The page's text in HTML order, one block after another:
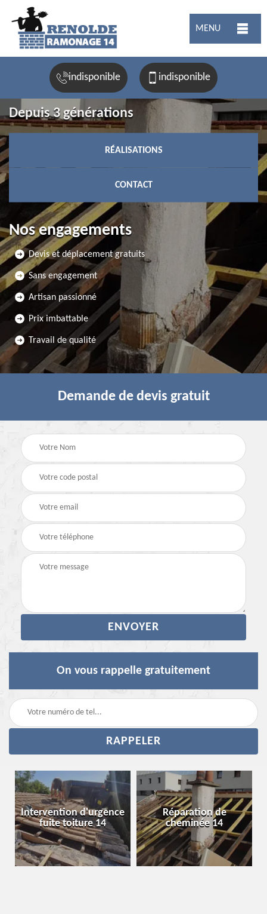
MENU
indisponible indisponible
Depuis 3 générations
RÉALISATIONS
CONTACT
Nos engagements
Devis et déplacement gratuits
Sans engagement
Artisan passionné
Prix imbattable
Travail de qualité
Demande de devis gratuit
On vous rappelle gratuitement
Intervention d'urgence
fuite toiture 14
Réparation de
cheminée 14